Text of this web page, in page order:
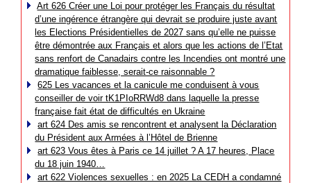
Art 626 Créer une Loi pour protéger les Français du résultat
d’une ingérence étrangère qui devrait se produire juste avant
les Elections Présidentielles de 2027 sans qu’elle ne puisse
être démontrée aux Français et alors que les actions de l’Etat
sans renfort de Canadairs contre les Incendies ont montré une
dramatique faiblesse, serait-ce raisonnable ?
625 Les vacances et la canicule me conduisent à vous
conseiller de voir tK1PIoRRWd8 dans laquelle la presse
française fait état de difficultés en Ukraine
art 624 Des amis se rencontrent et analysent la Déclaration
du Président aux Armées à l’Hôtel de Brienne
art 623 Vous êtes à Paris ce 14 juillet ? A 17 heures, Place
du 18 juin 1940…
art 622 Violences sexuelles : en 2025 La CEDH a condamné